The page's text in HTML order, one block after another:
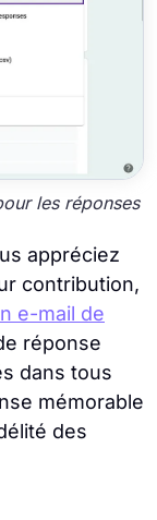
les réponses
appréciez
contribution,
e-mail de
réponse
dans tous
mémorable
des